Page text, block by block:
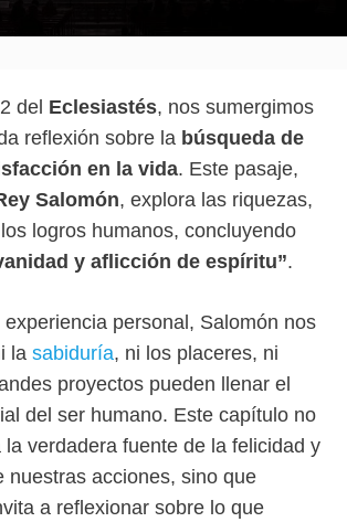
del Eclesiastés, nos sumergimos
reflexión sobre la búsqueda de
en la vida. Este pasaje,
Salomón, explora las riquezas,
logros humanos, concluyendo
y aflicción de espíritu”.
personal, Salomón nos
la sabiduría, ni los placeres, ni
proyectos pueden llenar el
del ser humano. Este capítulo no
verdadera fuente de la felicidad y
nuestras acciones, sino que
a reflexionar sobre lo que